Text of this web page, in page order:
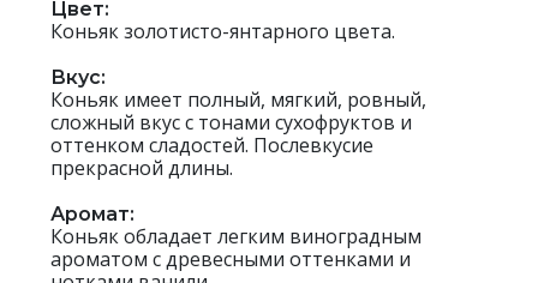
Цвет:
Коньяк золотисто-янтарного цвета.
Вкус:
Коньяк имеет полный, мягкий, ровный,
сложный вкус с тонами сухофруктов и
оттенком сладостей. Послевкусие
прекрасной длины.
Аромат:
Коньяк обладает легким виноградным
ароматом с древесными оттенками и